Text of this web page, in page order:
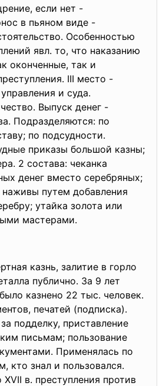
если нет -
в пьяном виде -
Особенностью
явл. то, что наказанию
оконченные, так и
III место -
и суда.
Выпуск денег -
Подразделяются: по
по подсудности.
приказы большой казны;
2 состава: чеканка
денег вместо серебряных;
наживы путем добавления
утайка золота или
мастерами.
казнь, залитие в горло
публично. За 9 лет
казнено 22 тыс. человек.
печатей (подписка).
подделку, приставление
письмам; пользование
Применялась по
кто знал и пользовался.
в. преступления против